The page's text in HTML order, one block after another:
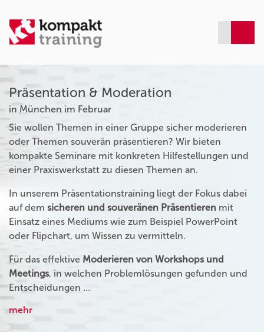
Präsentation & Moderation
in München im Februar
Sie wollen Themen in einer Gruppe sicher moderieren
oder Themen souverän präsentieren? Wir bieten
kompakte Seminare mit konkreten Hilfestellungen und
einer Praxiswerkstatt zu diesen Themen an.
In unserem Präsentationstraining liegt der Fokus dabei
auf dem sicheren und souveränen Präsentieren mit
Einsatz eines Mediums wie zum Beispiel PowerPoint
oder Flipchart, um Wissen zu vermitteln.
Für das effektive Moderieren von Workshops und
Meetings, in welchen Problemlösungen gefunden und
Entscheidungen …
mehr